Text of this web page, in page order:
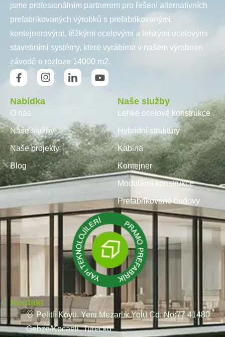
jsme profesionálním partnerem pro řešení alternativních
prefabrikovaných výrobků s prefabrikovanými,
kontejnerovými, těžkými ocelovými a lehkými ocelovými
stavebními systémy, které vyrábíme v našem výrobním
závodě o rozloze 14000 m2.
Nabídka
O nás
Naše služby
Naše projekty
Blog
Naše služby
Lehké ocelové konstrukce
Hybridní struktury
Kabina
Kontejner
Modulární konstrukce
Prefabrikované budovy
Kontakt
Pelitli Köyü, Yeni Mezarlık Yolu Cd. No:77 41480
Gebze/Kocaeli, Turecko